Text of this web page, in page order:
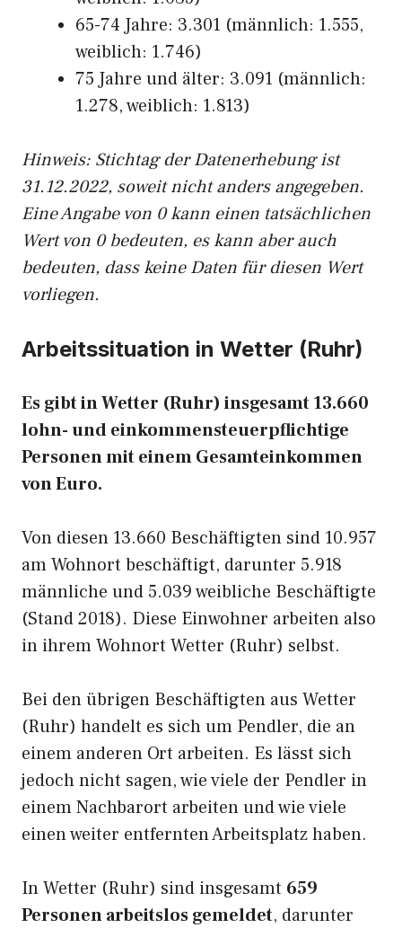
65-74 Jahre: 3.301 (männlich: 1.555,
weiblich: 1.746)
75 Jahre und älter: 3.091 (männlich:
1.278, weiblich: 1.813)
Hinweis: Stichtag der Datenerhebung ist
31.12.2022, soweit nicht anders angegeben.
Eine Angabe von 0 kann einen tatsächlichen
Wert von 0 bedeuten, es kann aber auch
bedeuten, dass keine Daten für diesen Wert
vorliegen.
Arbeitssituation in Wetter (Ruhr)
Es gibt in Wetter (Ruhr) insgesamt 13.660
lohn- und einkommensteuerpflichtige
Personen mit einem Gesamteinkommen
von Euro.
Von diesen 13.660 Beschäftigten sind 10.957
am Wohnort beschäftigt, darunter 5.918
männliche und 5.039 weibliche Beschäftigte
(Stand 2018). Diese Einwohner arbeiten also
in ihrem Wohnort Wetter (Ruhr) selbst.
Bei den übrigen Beschäftigten aus Wetter
(Ruhr) handelt es sich um Pendler, die an
einem anderen Ort arbeiten. Es lässt sich
jedoch nicht sagen, wie viele der Pendler in
einem Nachbarort arbeiten und wie viele
einen weiter entfernten Arbeitsplatz haben.
In Wetter (Ruhr) sind insgesamt 659
Personen arbeitslos gemeldet, darunter